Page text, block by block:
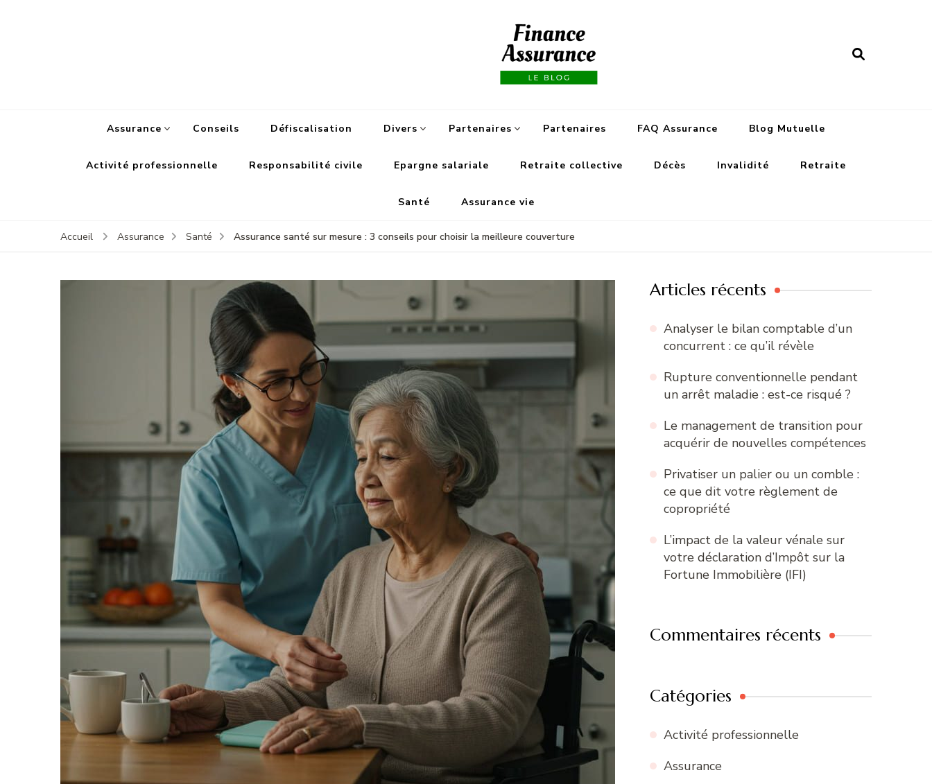
Assurance Conseils Défiscalisation Divers Partenaires Partenaires FAQ Assurance Blog Mutuelle
Activité professionnelle Responsabilité civile Epargne salariale Retraite collective Décès Invalidité Retraite
Santé Assurance vie
Accueil Assurance Santé Assurance santé sur mesure : 3 conseils pour choisir la meilleure couverture
Articles récents
Analyser le bilan comptable d’un
concurrent : ce qu’il révèle
Rupture conventionnelle pendant
un arrêt maladie : est-ce risqué ?
Le management de transition pour
acquérir de nouvelles compétences
Privatiser un palier ou un comble :
ce que dit votre règlement de
copropriété
L’impact de la valeur vénale sur
votre déclaration d’Impôt sur la
Fortune Immobilière (IFI)
Commentaires récents
Catégories
Activité professionnelle
Assurance